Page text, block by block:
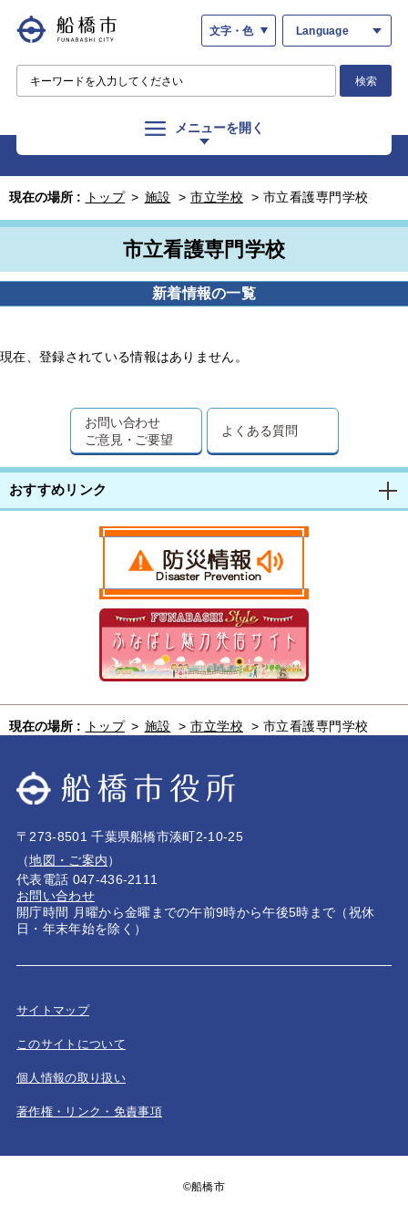
文字・色 Language
検索
メニューを開く
現在の場所 : トップ > 施設 > 市立学校 > 市立看護専門学校
市立看護専門学校
新着情報の一覧
現在、登録されている情報はありません。
お問い合わせ
ご意見・ご要望
よくある質問
おすすめリンク
現在の場所 : トップ > 施設 > 市立学校 > 市立看護専門学校
〒273-8501 千葉県船橋市湊町2-10-25
（地図・ご案内）
代表電話 047-436-2111
お問い合わせ
開庁時間 月曜から金曜までの午前9時から午後5時まで（祝休
日・年末年始を除く）
サイトマップ
このサイトについて
個人情報の取り扱い
著作権・リンク・免責事項
©船橋市